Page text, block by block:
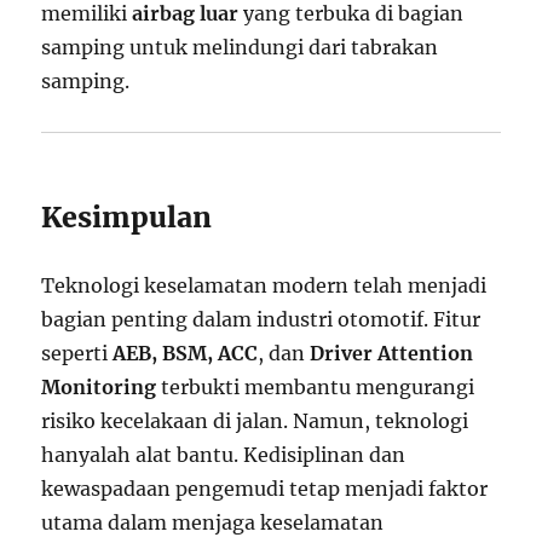
memilikiairbag luar yang terbuka di bagian
samping untuk melindungi dari tabrakan
samping.
Kesimpulan
Teknologi keselamatan modern telah menjadi
bagian penting dalam industri otomotif. Fitur
sepertiAEB, BSM, ACC, danDriver Attention
Monitoring terbukti membantu mengurangi
risiko kecelakaan di jalan. Namun, teknologi
hanyalah alat bantu. Kedisiplinan dan
kewaspadaan pengemudi tetap menjadi faktor
utama dalam menjaga keselamatan